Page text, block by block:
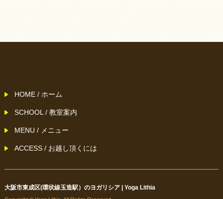
HOME / ホーム
SCHOOL / 教室案内
MENU / メニュー
ACCESS / お越し頂くには
大阪市東成区(環状線玉造駅）のヨガリシア | Yoga Lithia